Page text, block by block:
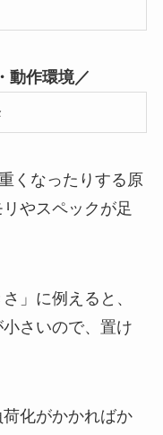
動作環境／
くなったりする原
やスペックが足
」に例えると、
さいので、置け
化がかかればか